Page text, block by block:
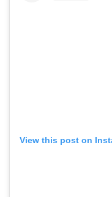
View this post on